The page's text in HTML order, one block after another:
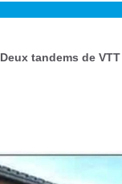
Deux tandems de